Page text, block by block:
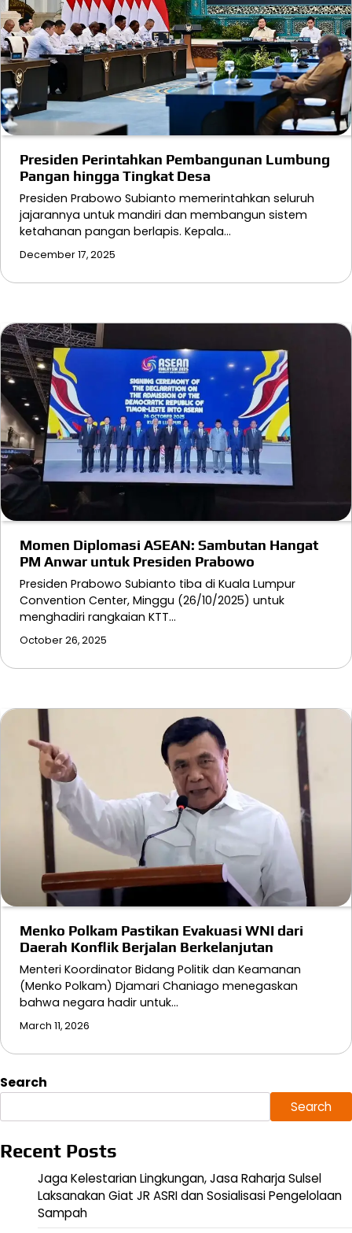
Presiden Perintahkan Pembangunan Lumbung
Pangan hingga Tingkat Desa
Presiden Prabowo Subianto memerintahkan seluruh
jajarannya untuk mandiri dan membangun sistem
ketahanan pangan berlapis. Kepala…
December 17, 2025
Momen Diplomasi ASEAN: Sambutan Hangat
PM Anwar untuk Presiden Prabowo
Presiden Prabowo Subianto tiba di Kuala Lumpur
Convention Center, Minggu (26/10/2025) untuk
menghadiri rangkaian KTT…
October 26, 2025
Menko Polkam Pastikan Evakuasi WNI dari
Daerah Konflik Berjalan Berkelanjutan
Menteri Koordinator Bidang Politik dan Keamanan
(Menko Polkam) Djamari Chaniago menegaskan
bahwa negara hadir untuk…
March 11, 2026
Search
Search
Recent Posts
Jaga Kelestarian Lingkungan, Jasa Raharja Sulsel
Laksanakan Giat JR ASRI dan Sosialisasi Pengelolaan
Sampah